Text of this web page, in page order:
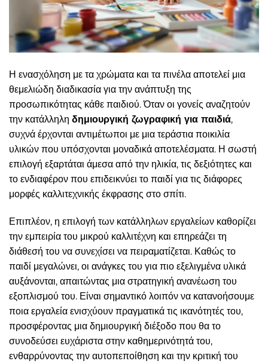
Η ενασχόληση με τα χρώματα και τα πινέλα αποτελεί μια
θεμελιώδη διαδικασία για την ανάπτυξη της
προσωπικότητας κάθε παιδιού. Όταν οι γονείς αναζητούν
την κατάλληλη δημιουργική ζωγραφική για παιδιά,
συχνά έρχονται αντιμέτωποι με μια τεράστια ποικιλία
υλικών που υπόσχονται μοναδικά αποτελέσματα. Η σωστή
επιλογή εξαρτάται άμεσα από την ηλικία, τις δεξιότητες και
το ενδιαφέρον που επιδεικνύει το παιδί για τις διάφορες
μορφές καλλιτεχνικής έκφρασης στο σπίτι.
Επιπλέον, η επιλογή των κατάλληλων εργαλείων καθορίζει
την εμπειρία του μικρού καλλιτέχνη και επηρεάζει τη
διάθεσή του να συνεχίσει να πειραματίζεται. Καθώς το
παιδί μεγαλώνει, οι ανάγκες του για πιο εξελιγμένα υλικά
αυξάνονται, απαιτώντας μια στρατηγική ανανέωση του
εξοπλισμού του. Είναι σημαντικό λοιπόν να κατανοήσουμε
ποια εργαλεία ενισχύουν πραγματικά τις ικανότητές του,
προσφέροντας μια δημιουργική διέξοδο που θα το
συνοδεύσει ευχάριστα στην καθημερινότητά του,
ενθαρρύνοντας την αυτοπεποίθηση και την κριτική του